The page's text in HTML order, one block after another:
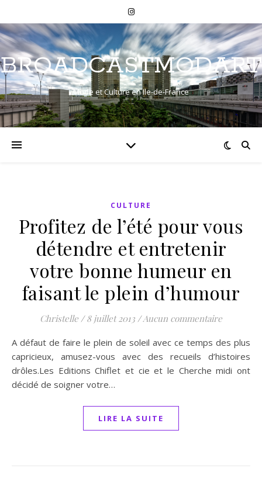
BROADCASTMODART
Mode et Culture en Ile-de-France
CULTURE
Profitez de l’été pour vous
détendre et entretenir
votre bonne humeur en
faisant le plein d’humour
Christelle / 8 juillet 2013 /Aucun commentaire
A défaut de faire le plein de soleil avec ce temps des plus
capricieux, amusez-vous avec des recueils d’histoires
drôles.Les Editions Chiflet et cie et le Cherche midi ont
décidé de soigner votre…
LIRE LA SUITE